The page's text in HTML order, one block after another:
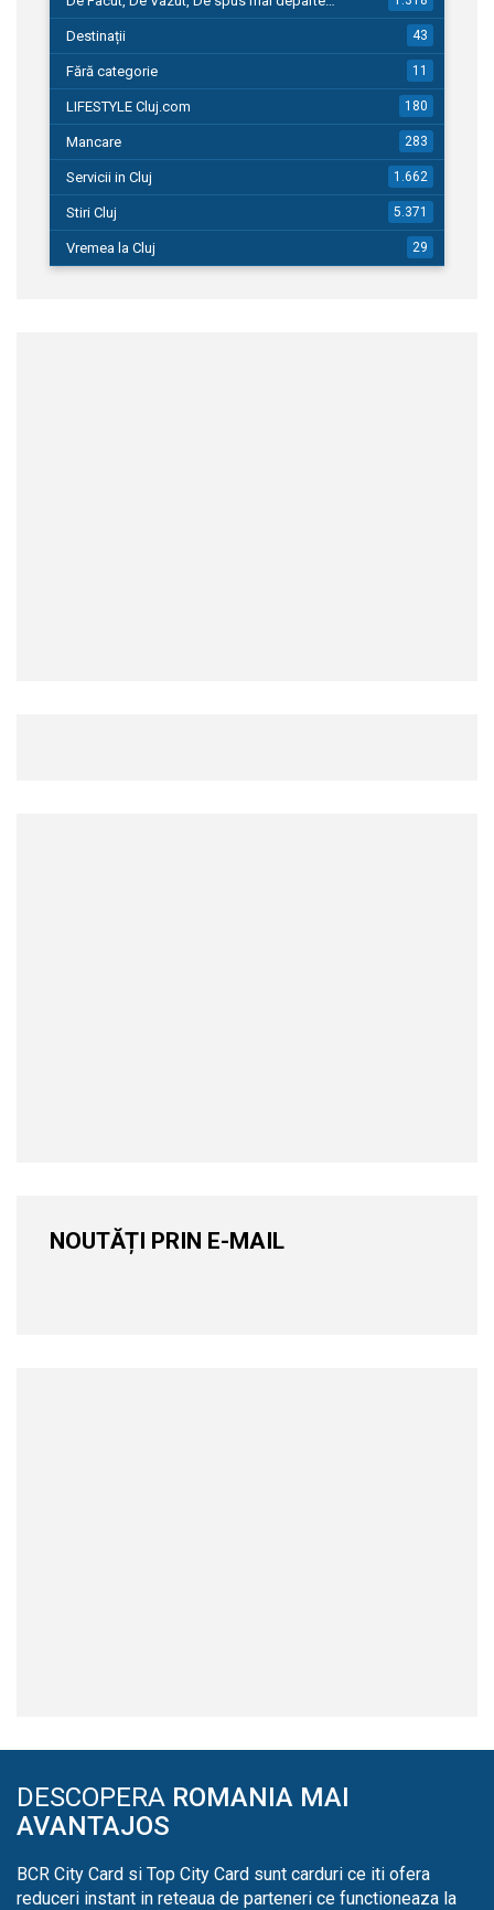
Destinații 43
Fără categorie 11
LIFESTYLE Cluj.com 180
Mancare 283
Servicii in Cluj 1.662
Stiri Cluj 5.371
Vremea la Cluj 29
NOUTĂȚI PRIN E-MAIL
DESCOPERA ROMANIA MAI
AVANTAJOS
BCR City Card si Top City Card sunt carduri ce iti ofera
reduceri instant in reteaua de parteneri ce functioneaza la